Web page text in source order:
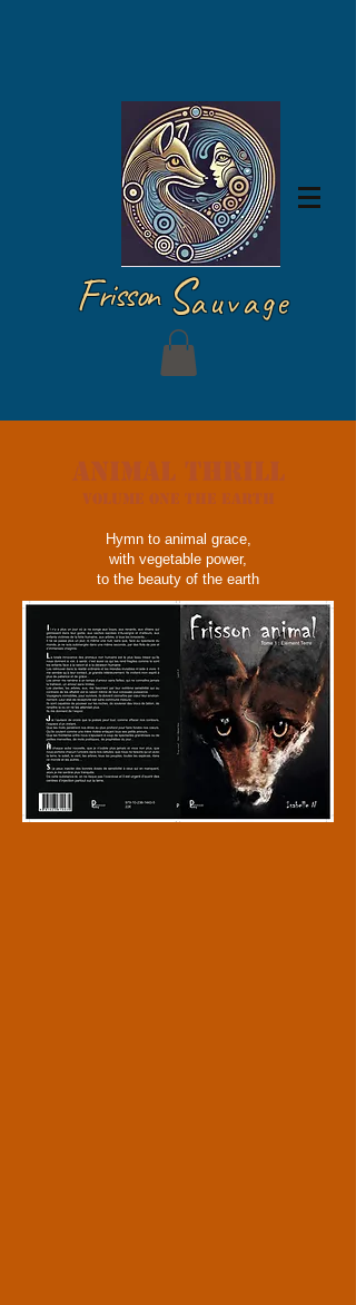
Frisson auvage
Log In
S
animal thrill
Volume one the earth
Hymn to animal grace,
with vegetable power,
to the beauty of the earth